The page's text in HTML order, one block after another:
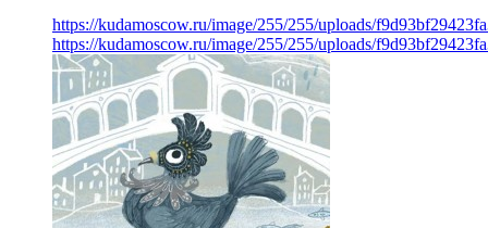
https://kudamoscow.ru/image/255/255/uploads/
https://kudamoscow.ru/image/255/255/uploads/